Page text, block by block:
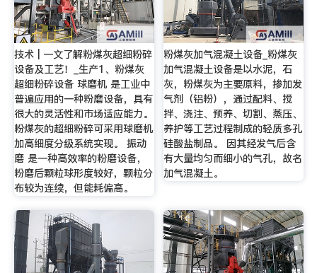
技术 | 一文了解粉煤灰超细粉碎
设备及工艺！_生产1、粉煤灰
超细粉碎设备 球磨机 是工业中
普遍应用的一种粉磨设备，具有
很大的灵活性和市场适应能力。
粉煤灰的超细粉碎可采用球磨机
加高细度分级系统实现。 振动
磨 是一种高效率的粉磨设备，
粉磨后颗粒球形度较好，颗粒分
布较为连续，但能耗偏高。
粉煤灰加气混凝土设备_粉煤灰
加气混凝土设备是以水泥，石
灰，粉煤灰为主要原料，掺加发
气剂（铝粉），通过配料、搅
拌、浇注、预养、切割、蒸压、
养护等工艺过程制成的轻质多孔
硅酸盐制品。 因其经发气后含
有大量均匀而细小的气孔，故名
加气混凝土。